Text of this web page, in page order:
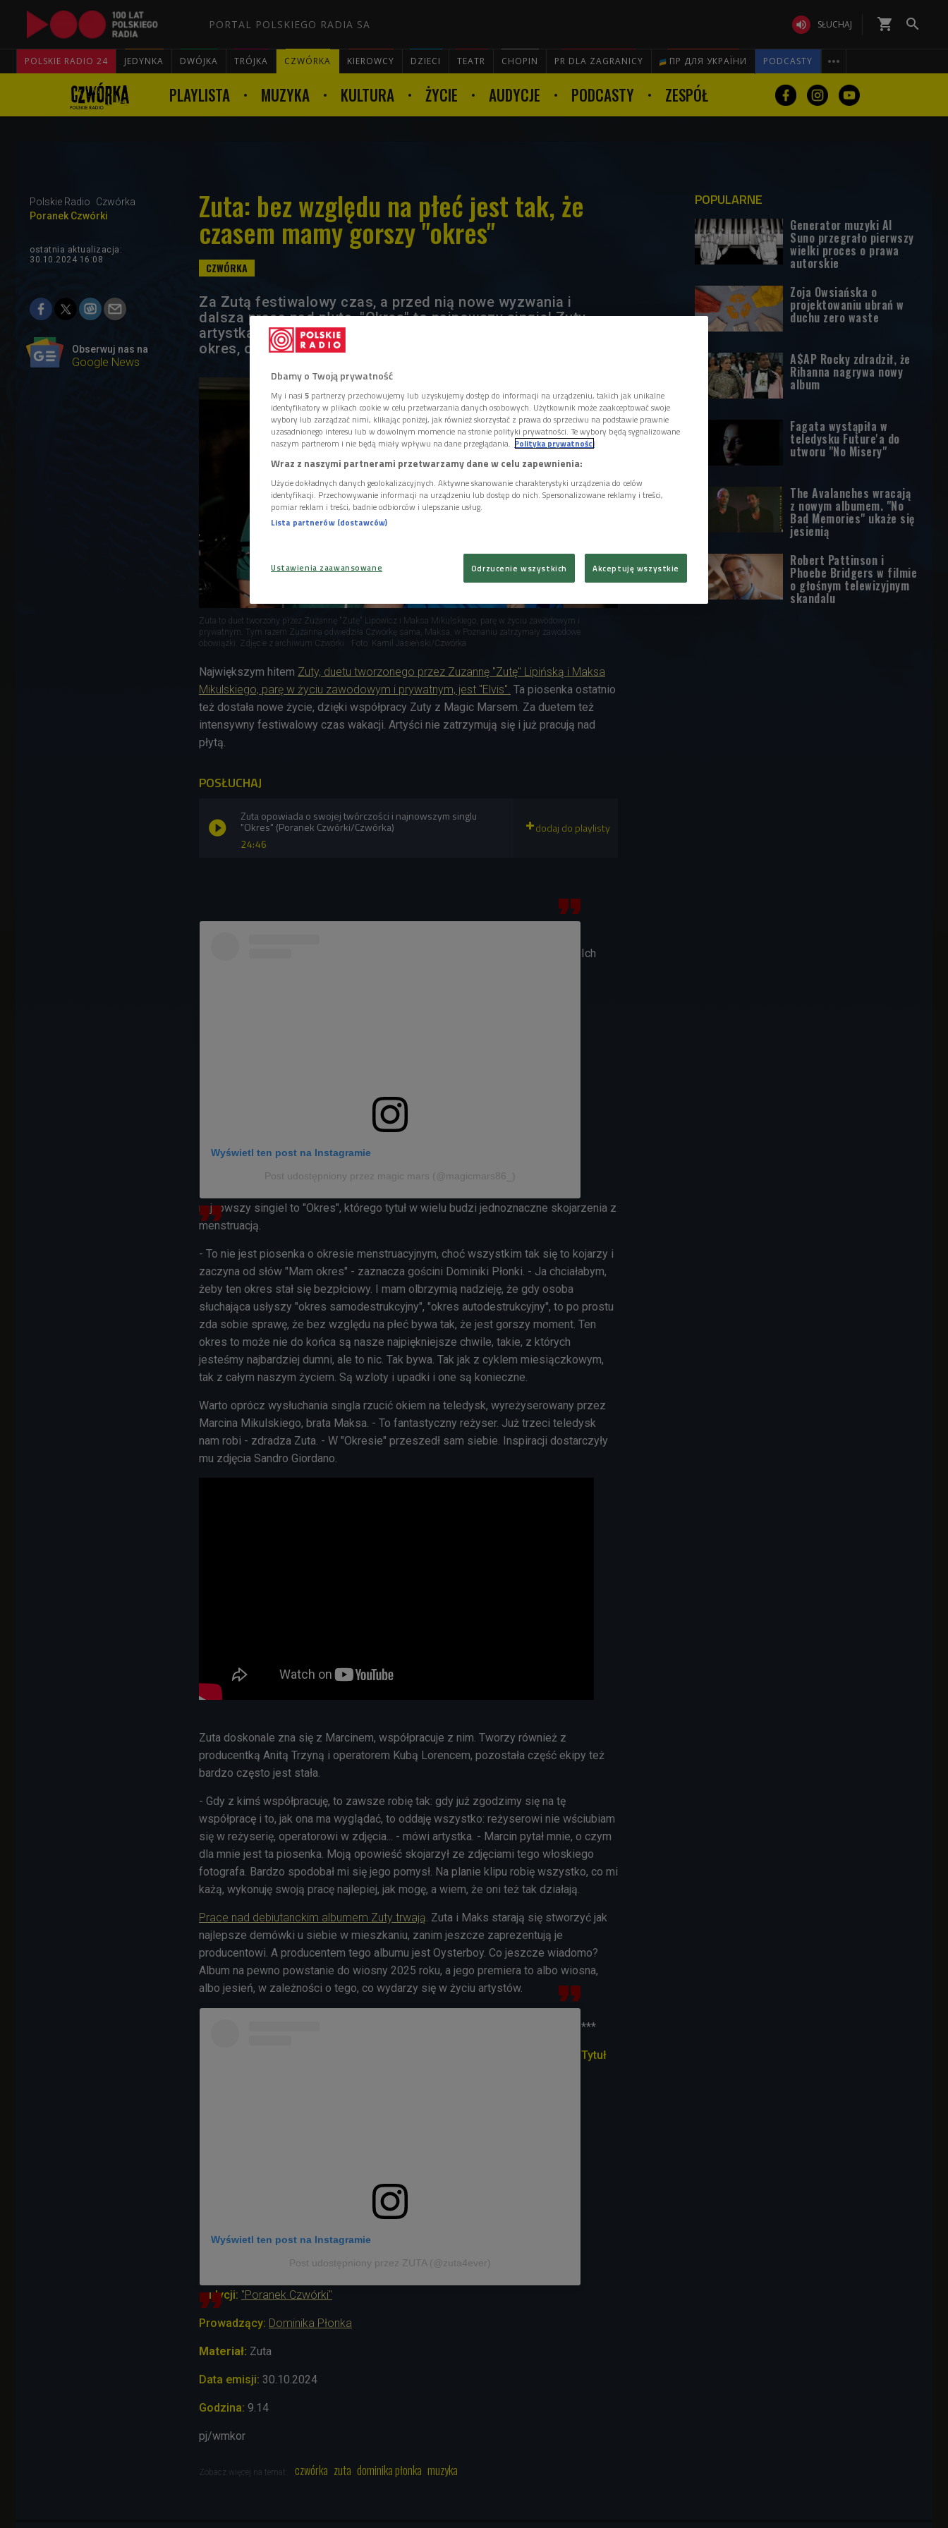
PORTAL POLSKIEGO RADIA SA  SŁUCHAJ shopping_cart 
POLSKIE RADIO 24 JEDYNKA DWÓJKA TRÓJKA CZWÓRKA KIEROWCY DZIECI TEATR CHOPIN PR DLA ZAGRANICY ПР ДЛЯ УКРАЇНИ PODCASTY 

PLAYLISTA MUZYKA KULTURA ŻYCIE AUDYCJE PODCASTY ZESPÓŁ
Polskie Radio
Czwórka
Poranek Czwórki
Zuta: bez względu na płeć jest tak, że
czasem mamy gorszy "okres"
ostatnia aktualizacja:
30.10.2024 16:08
Obserwuj nas na
Google News
Za Zutą festiwalowy czas, a przed nią nowe wyzwania i
dalsza praca nad płytą. "Okres" to najnowszy singiel Zuty -
artystka zaznacza, że nie jest to piosenka o menstruacji, a
okres, okres samodestrukcyjny chce postrzegać bezpłciowo.
Zuta to duet tworzony przez Zuzannę "Zutę" Lipowicz i Maksa Mikulskiego, parę w życiu zawodowym i
prywatnym. Tym razem Zuzanna odwiedziła Czwórkę sama, Maksa, w Poznaniu zatrzymały zawodowe
obowiązki. Zdjęcie z archiwum Czwórki
Foto: Kamil Jasieński/Czwórka
Największym hitem Zuty, duetu tworzonego przez Zuzannę "Zutę" Lipińską i Maksa
Mikulskiego, parę w życiu zawodowym i prywatnym, jest "Elvis". Ta piosenka ostatnio
też dostała nowe życie, dzięki współpracy Zuty z Magic Marsem. Za duetem też
intensywny festiwalowy czas wakacji. Artyści nie zatrzymują się i już pracują nad
płytą.
POSŁUCHAJ
24:46
Zuta opowiada o swojej twórczości i najnowszym singlu
"Okres" (Poranek Czwórki/Czwórka)
Wyświetl ten post na Instagramie
Post udostępniony przez magic mars (@magicmars86_)
Ich
najnowszy singiel to "Okres", którego tytuł w wielu budzi jednoznaczne skojarzenia z
menstruacją.
- To nie jest piosenka o okresie menstruacyjnym, choć wszystkim tak się to kojarzy i
zaczyna od słów "Mam okres" - zaznacza gościni Dominiki Płonki. - Ja chciałabym,
żeby ten okres stał się bezpłciowy. I mam olbrzymią nadzieję, że gdy osoba
słuchająca usłyszy "okres samodestrukcyjny", "okres autodestrukcyjny", to po prostu
zda sobie sprawę, że bez względu na płeć bywa tak, że jest gorszy moment. Ten
okres to może nie do końca są nasze najpiękniejsze chwile, takie, z których
jesteśmy najbardziej dumni, ale to nic. Tak bywa. Tak jak z cyklem miesiączkowym,
tak z całym naszym życiem. Są wzloty i upadki i one są konieczne.
Warto oprócz wysłuchania singla rzucić okiem na teledysk, wyreżyserowany przez
Marcina Mikulskiego, brata Maksa. - To fantastyczny reżyser. Już trzeci teledysk
nam robi - zdradza Zuta. - W "Okresie" przeszedł sam siebie. Inspiracji dostarczyły
mu zdjęcia Sandro Giordano.
Zuta doskonale zna się z Marcinem, współpracuje z nim. Tworzy również z
producentką Anitą Trzyną i operatorem Kubą Lorencem, pozostała część ekipy też
bardzo często jest stała.
- Gdy z kimś współpracuję, to zawsze robię tak: gdy już zgodzimy się na tę
współpracę i to, jak ona ma wyglądać, to oddaję wszystko: reżyserowi nie wściubiam
się w reżyserię, operatorowi w zdjęcia... - mówi artystka. - Marcin pytał mnie, o czym
dla mnie jest ta piosenka. Moją opowieść skojarzył ze zdjęciami tego włoskiego
fotografa. Bardzo spodobał mi się jego pomysł. Na planie klipu robię wszystko, co mi
każą, wykonuję swoją pracę najlepiej, jak mogę, a wiem, że oni też tak działają.
Prace nad debiutanckim albumem Zuty trwają. Zuta i Maks starają się stworzyć jak
najlepsze demówki u siebie w mieszkaniu, zanim jeszcze zaprezentują je
producentowi. A producentem tego albumu jest Oysterboy. Co jeszcze wiadomo?
Album na pewno powstanie do wiosny 2025 roku, a jego premiera to albo wiosna,
albo jesień, w zależności o tego, co wydarzy się w życiu artystów.
Wyświetl ten post na Instagramie
Post udostępniony przez ZUTA (@zuta4ever)
***
Tytuł
audycji: "Poranek Czwórki"
Prowadzący: Dominika Płonka
Materiał: Zuta
Data emisji: 30.10.2024
Godzina: 9.14
pj/wmkor
Zobacz więcej na temat: czwórka zuta dominika płonka muzyka
POPULARNE
Generator muzyki AI
Suno przegrało pierwszy
wielki proces o prawa
autorskie
Zoja Owsiańska o
projektowaniu ubrań w
duchu zero waste
A$AP Rocky zdradził, że
Rihanna nagrywa nowy
album
Fagata wystąpiła w
teledysku Future'a do
utworu "No Misery"
The Avalanches wracają
z nowym albumem. "No
Bad Memories" ukaże się
jesienią
Robert Pattinson i
Phoebe Bridgers w filmie
o głośnym telewizyjnym
skandalu
Dbamy o Twoją prywatność
My i nasi 5 partnerzy przechowujemy lub uzyskujemy dostęp do informacji na urządzeniu, takich jak unikalne
identyfikatory w plikach cookie w celu przetwarzania danych osobowych. Użytkownik może zaakceptować swoje
wybory lub zarządzać nimi, klikając poniżej, jak również skorzystać z prawa do sprzeciwu na podstawie prawnie
uzasadnionego interesu lub w dowolnym momencie na stronie polityki prywatności. Te wybory będą sygnalizowane
naszym partnerom i nie będą miały wpływu na dane przeglądania. Polityka prywatności
Wraz z naszymi partnerami przetwarzamy dane w celu zapewnienia:
Użycie dokładnych danych geolokalizacyjnych. Aktywne skanowanie charakterystyki urządzenia do celów
identyfikacji. Przechowywanie informacji na urządzeniu lub dostęp do nich. Spersonalizowane reklamy i treści,
pomiar reklam i treści, badnie odbiorców i ulepszanie usług.
Lista partnerów (dostawców)
Ustawienia zaawansowane Odrzucenie wszystkich Akceptuję wszystkie